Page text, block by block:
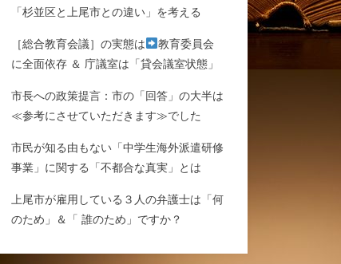
「杉並区と上尾市との違い」を考える
［総合教育会議］の実態は
教育委員会
に全面依存 ＆ 庁議室は「貸会議室状態」
市長への政策提言：市の「回答」の大半は
≪参考にさせていただきます≫でした
市民が知る由もない「中学生海外派遣研修
事業」に関する「不都合な真実」とは
上尾市が雇用している３人の弁護士は「何
のため」＆「 誰のため」ですか？